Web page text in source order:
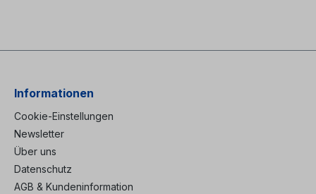
Informationen
Cookie-Einstellungen
Newsletter
Über uns
Datenschutz
AGB & Kundeninformation